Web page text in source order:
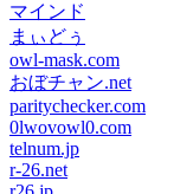
マインド
まぃどぅ
owl-mask.com
おぼチャン.net
paritychecker.com
0lwovowl0.com
telnum.jp
r-26.net